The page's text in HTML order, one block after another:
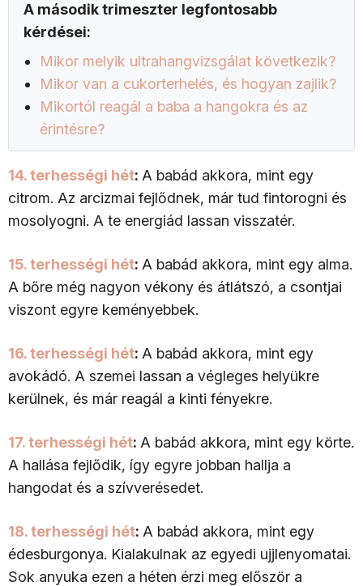
A második trimeszter legfontosabb
kérdései:
Mikor melyik ultrahangvizsgálat következik?
Mikor van a cukorterhelés, és hogyan zajlik?
Mikortól reagál a baba a hangokra és az
érintésre?
14. terhességi hét: A babád akkora, mint egy
citrom. Az arcizmai fejlődnek, már tud fintorogni és
mosolyogni. A te energiád lassan visszatér.
15. terhességi hét: A babád akkora, mint egy alma.
A bőre még nagyon vékony és átlátszó, a csontjai
viszont egyre keményebbek.
16. terhességi hét: A babád akkora, mint egy
avokádó. A szemei lassan a végleges helyükre
kerülnek, és már reagál a kinti fényekre.
17. terhességi hét: A babád akkora, mint egy körte.
A hallása fejlődik, így egyre jobban hallja a
hangodat és a szívverésedet.
18. terhességi hét: A babád akkora, mint egy
édesburgonya. Kialakulnak az egyedi ujjlenyomatai.
Sok anyuka ezen a héten érzi meg először a